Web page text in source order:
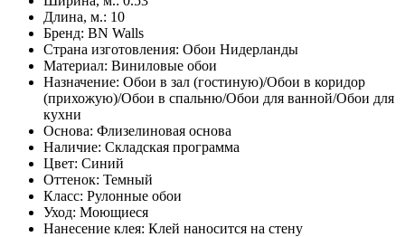
Длина, м.: 10
Бренд: BN Walls
Страна изготовления: Обои Нидерланды
Материал: Виниловые обои
Назначение: Обои в зал (гостиную)/Обои в коридор
(прихожую)/Обои в спальню/Обои для ванной/Обои для
кухни
Основа: Флизелиновая основа
Наличие: Складская программа
Цвет: Синий
Оттенок: Темный
Класс: Рулонные обои
Уход: Моющиеся
Нанесение клея: Клей наносится на стену